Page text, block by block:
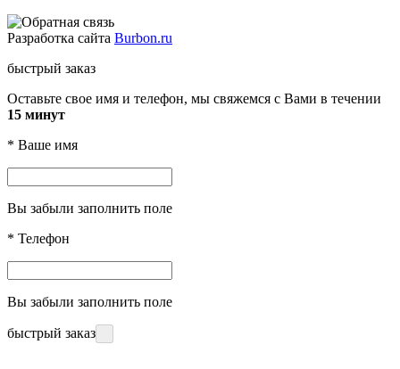
Разработка сайта Burbon.ru
быстрый заказ
Оставьте свое имя и телефон, мы свяжемся с Вами в течении
15 минут
* Ваше имя
Вы забыли заполнить поле
* Телефон
Вы забыли заполнить поле
быстрый заказ